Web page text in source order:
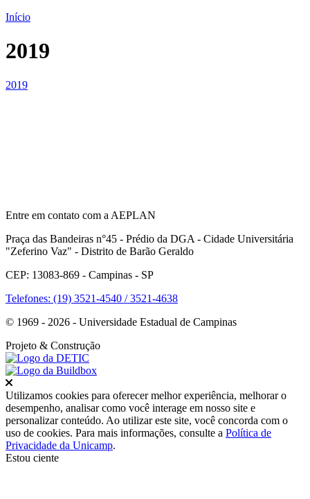
Início
2019
2019
Entre em contato com a AEPLAN
Praça das Bandeiras n°45 - Prédio da DGA - Cidade Universitária
"Zeferino Vaz" - Distrito de Barão Geraldo
CEP: 13083-869 - Campinas - SP
Telefones: (19) 3521-4540 / 3521-4638
© 1969 - 2026 - Universidade Estadual de Campinas
Projeto & Construção
Fechar
Utilizamos cookies para oferecer melhor experiência, melhorar o
desempenho, analisar como você interage em nosso site e
personalizar conteúdo. Ao utilizar este site, você concorda com o
uso de cookies. Para mais informações, consulte a Política de
Privacidade da Unicamp.
Estou ciente